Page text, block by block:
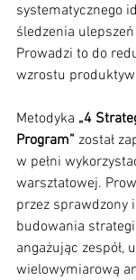
systematycznego
śledzenia
Prowadzi to do
wzrostu
Metodyka „4
Program” został
w pełni
warsztatowej.
przez sprawdzony
budowania
angażując zespół,
wielowymiarową